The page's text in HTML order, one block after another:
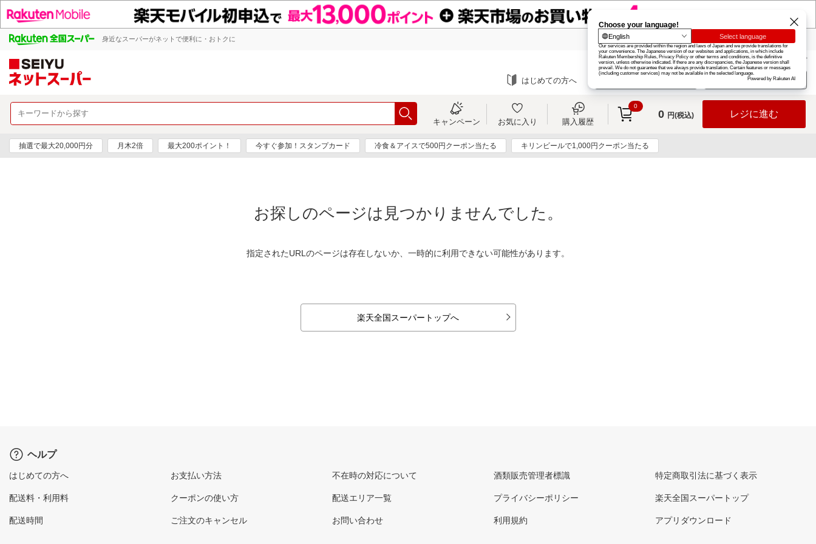
身近なスーパーがネットで便利に・おトクに 楽天グループ カード
お知らせ ヘルプ
はじめての方へ ログイン
キャンペーン お気に入り 購入履歴
0
0 円(税込) レジに進む
抽選で最大20,000円分 月木2倍 最大200ポイント！ 今すぐ参加！スタンプカード 冷食＆アイスで500円クーポン当たる キリンビールで1,000円クーポン当たる
お探しのページは見つかりませんでした。
指定されたURLのページは存在しないか、一時的に利用できない可能性があります。
楽天全国スーパートップへ
ヘルプ
はじめての方へ
配送料・利用料
配送時間
お支払い方法
クーポンの使い方
ご注文のキャンセル
不在時の対応について
配送エリア一覧
お問い合わせ
酒類販売管理者標識
プライバシーポリシー
利用規約
特定商取引法に基づく表示
楽天全国スーパートップ
アプリダウンロード